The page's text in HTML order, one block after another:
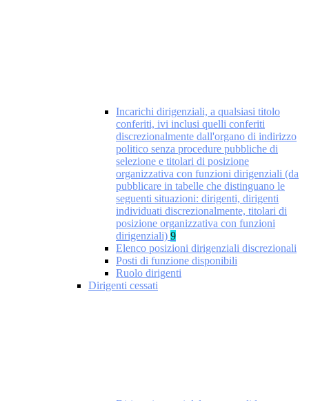
Incarichi dirigenziali, a qualsiasi titolo
conferiti, ivi inclusi quelli conferiti
discrezionalmente dall'organo di indirizzo
politico senza procedure pubbliche di
selezione e titolari di posizione
organizzativa con funzioni dirigenziali (da
pubblicare in tabelle che distinguano le
seguenti situazioni: dirigenti, dirigenti
individuati discrezionalmente, titolari di
posizione organizzativa con funzioni
dirigenziali) 9
Elenco posizioni dirigenziali discrezionali
Posti di funzione disponibili
Ruolo dirigenti
Dirigenti cessati